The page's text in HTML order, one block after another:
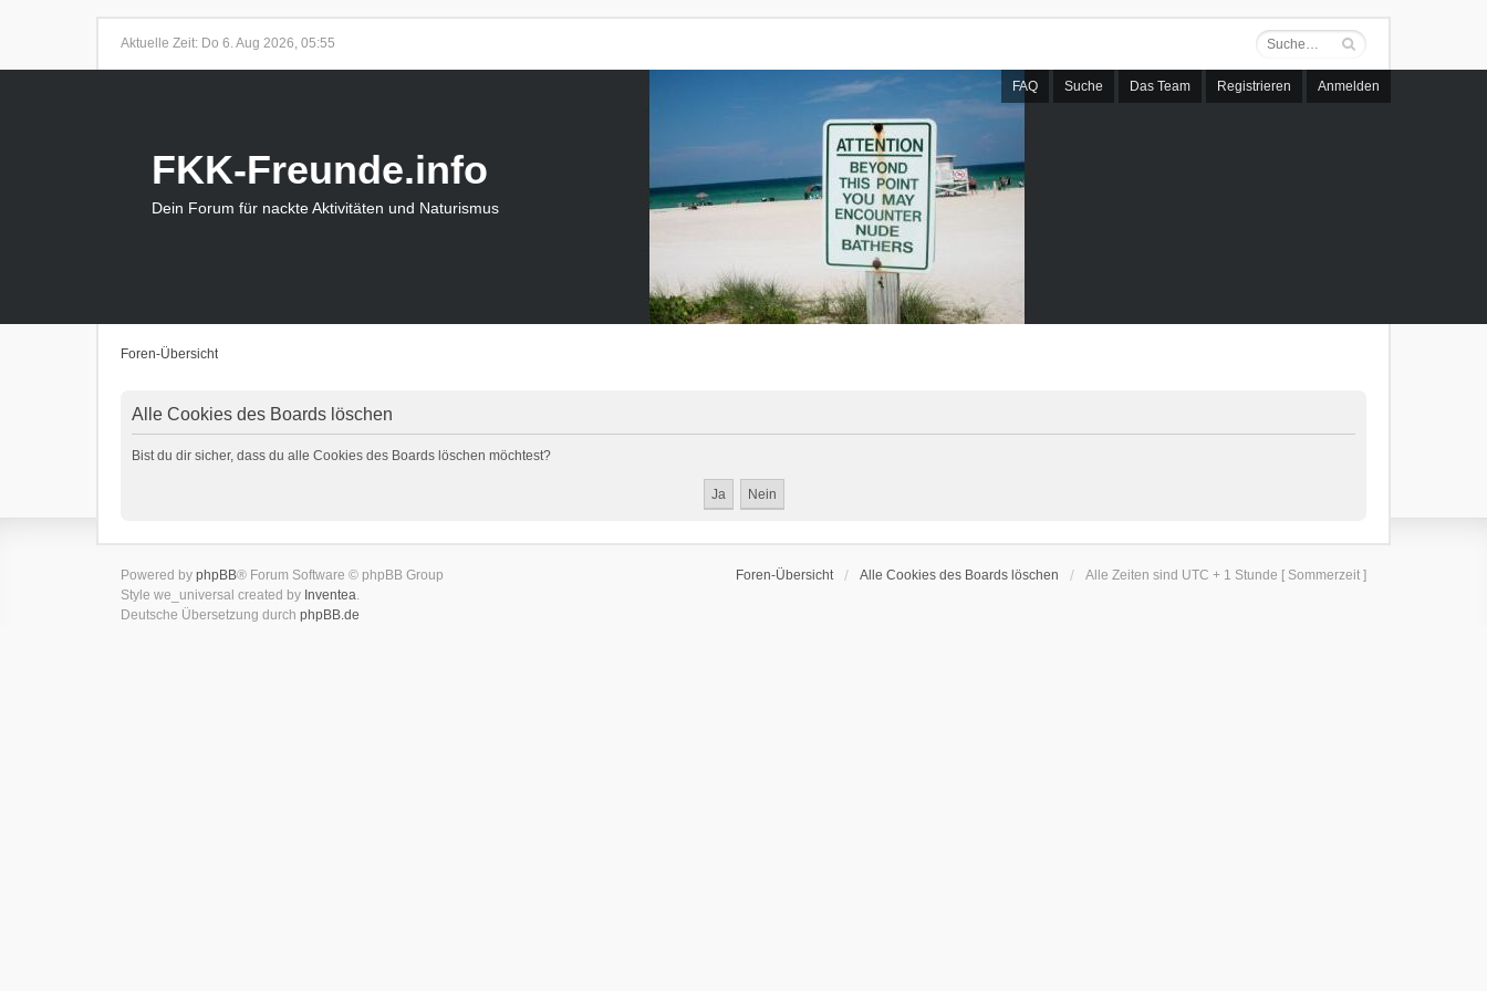
Aktuelle Zeit: Do 6. Aug 2026, 05:55
FAQ Suche Das Team Registrieren Anmelden
FKK-Freunde.info
Dein Forum für nackte Aktivitäten und Naturismus
Foren-Übersicht
Alle Cookies des Boards löschen
Bist du dir sicher, dass du alle Cookies des Boards löschen möchtest?
Foren-Übersicht Alle Cookies des Boards löschen Alle Zeiten sind UTC + 1 Stunde [ Sommerzeit ]
Powered by phpBB® Forum Software © phpBB Group
Style we_universal created by Inventea.
Deutsche Übersetzung durch phpBB.de